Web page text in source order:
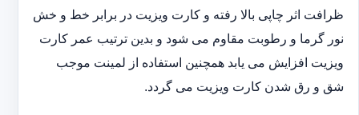
ظرافت اثر چاپی بالا رفته و کارت ویزیت در برابر خط و خش
نور گرما و رطوبت مقاوم می شود و بدین ترتیب عمر کارت
ویزیت افزایش می یابد همچنین استفاده از لمینت موجب
شق و رق شدن کارت ویزیت می گردد.